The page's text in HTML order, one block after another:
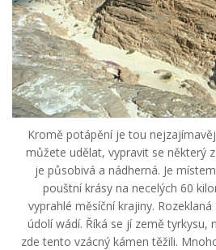
Kromě potápění je tou
můžete udělat, vypravit se některý
je působivá a nádherná. Je
pouštní krásy na necelých 60
vyprahlé měsíční krajiny.
údolí wádí. Říká se jí země tyrkysu,
zde tento vzácný kámen těžili.